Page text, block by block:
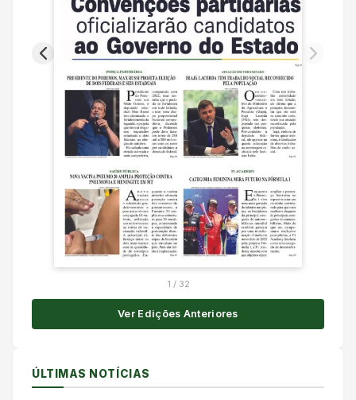
1 / 32
Ver Edições Anteriores
ÚLTIMAS NOTÍCIAS